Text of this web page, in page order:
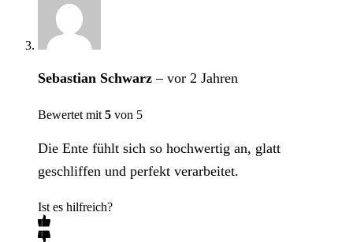
Sebastian Schwarz– vor 2 Jahren
Bewertet mit 5 von 5
Die Ente fühlt sich so hochwertig an, glatt
geschliffen und perfekt verarbeitet.
Ist es hilfreich?